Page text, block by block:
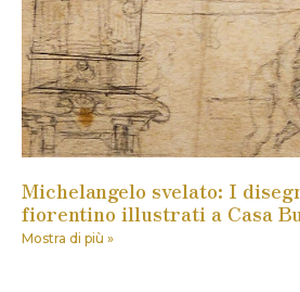
Michelangelo svelato: I
fiorentino illustrati a Casa
Mostra di più »